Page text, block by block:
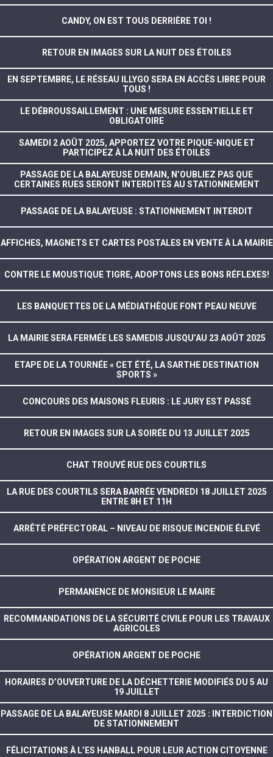
CANDY, ON EST TOUS DERRIÈRE TOI !
RETOUR EN IMAGES SUR LA NUIT DES ÉTOILES
EN SEPTEMBRE, LE RÉSEAU ILLYGO SERA EN ACCÈS LIBRE POUR
TOUS !
LE DÉBROUSSAILLEMENT : UNE MESURE ESSENTIELLE ET
OBLIGATOIRE
SAMEDI 2 AOÛT 2025, APPORTEZ VOTRE PIQUE-NIQUE ET
PARTICIPEZ À LA NUIT DES ÉTOILES
PASSAGE DE LA BALAYEUSE DEMAIN, N’OUBLIEZ PAS QUE
CERTAINES RUES SERONT INTERDITES AU STATIONNEMENT
PASSAGE DE LA BALAYEUSE : STATIONNEMENT INTERDIT
AFFICHES, MAGNETS ET CARTES POSTALES EN VENTE À LA MAIRIE
CONTRE LE MOUSTIQUE TIGRE, ADOPTONS LES BONS RÉFLEXES!
LES BANQUETTES DE LA MÉDIATHÈQUE FONT PEAU NEUVE
LA MAIRIE SERA FERMÉE LES SAMEDIS JUSQU’AU 23 AOÛT 2025
ETAPE DE LA TOURNÉE « CET ÉTÉ, LA SARTHE DESTINATION
SPORTS »
CONCOURS DES MAISONS FLEURIS : LE JURY EST PASSÉ
RETOUR EN IMAGES SUR LA SOIRÉE DU 13 JUILLET 2025
CHAT TROUVÉ RUE DES COURTILS
LA RUE DES COURTILS SERA BARRÉE VENDREDI 18 JUILLET 2025
ENTRE 8H ET 11H
ARRÊTÉ PRÉFECTORAL – NIVEAU DE RISQUE INCENDIE ÉLEVÉ
OPÉRATION ARGENT DE POCHE
PERMANENCE DE MONSIEUR LE MAIRE
RECOMMANDATIONS DE LA SÉCURITÉ CIVILE POUR LES TRAVAUX
AGRICOLES
OPÉRATION ARGENT DE POCHE
HORAIRES D’OUVERTURE DE LA DÉCHETTERIE MODIFIÉS DU 5 AU
19 JUILLET
PASSAGE DE LA BALAYEUSE MARDI 8 JUILLET 2025 : INTERDICTION
DE STATIONNEMENT
FÉLICITATIONS À L’ES HANBALL POUR LEUR ACTION CITOYENNE